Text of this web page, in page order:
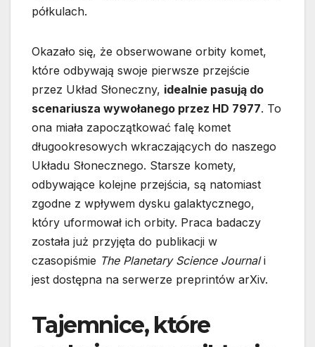
półkulach.
Okazało się, że obserwowane orbity komet,
które odbywają swoje pierwsze przejście
przez Układ Słoneczny, idealnie pasują do
scenariusza wywołanego przez HD 7977. To
ona miała zapoczątkować falę komet
długookresowych wkraczających do naszego
Układu Słonecznego. Starsze komety,
odbywające kolejne przejścia, są natomiast
zgodne z wpływem dysku galaktycznego,
który uformował ich orbity. Praca badaczy
została już przyjęta do publikacji w
czasopiśmie The Planetary Science Journali
jest dostępna na serwerze preprintów arXiv.
Tajemnice, które